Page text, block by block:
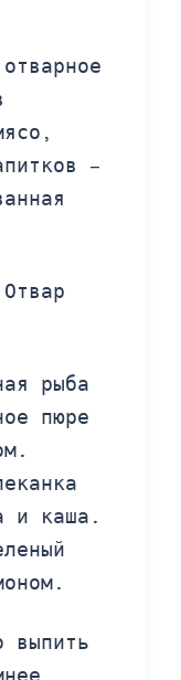
–
рыба
пюре
и каша.
выпить